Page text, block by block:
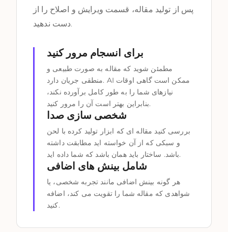
پس از تولید مقاله، قسمت ویرایش و اصلاح را از
دست ندهید.
برای انسجام مرور کنید
مطمئن شوید که مقاله به صورت طبیعی و
منطقی جریان دارد. AI ممکن است گاهی اوقات
نیازهای شما را به طور کامل برآورده نکند،
بنابراین بهتر است آن را مرور کنید.
شخصی سازی صدا
بررسی کنید مقاله ای که ابزار تولید کرده با لحن
و سبکی که از آن خواسته اید مطابقت داشته
باشد. ساختار باید همان باشد که شما داده اید.
شامل بینش های اضافی
هر گونه بینش اضافی مانند تجربه شخصی، یا
شواهدی که مقاله شما را تقویت می کند، اضافه
کنید.